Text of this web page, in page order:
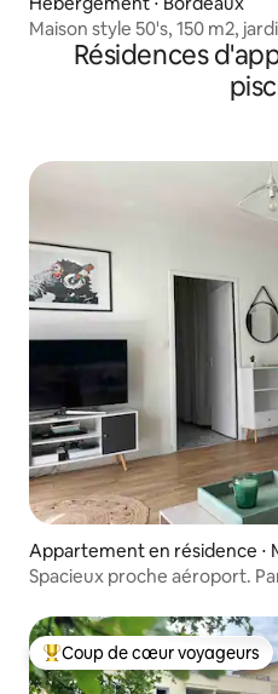
Maison style 50's, 150 m2,
Résidences
Appartement en résidence ⋅
Spacieux proche aéroport.
Coups de cœur voyageurs
Coup de cœur voyageurs